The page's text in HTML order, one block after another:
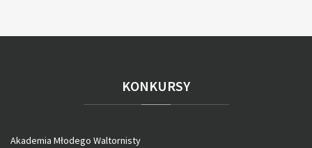
KONKURSY
Akademia Młodego Waltornisty